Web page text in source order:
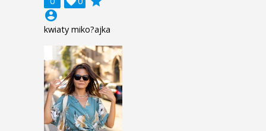
account_circle
kwiaty miko?ajka